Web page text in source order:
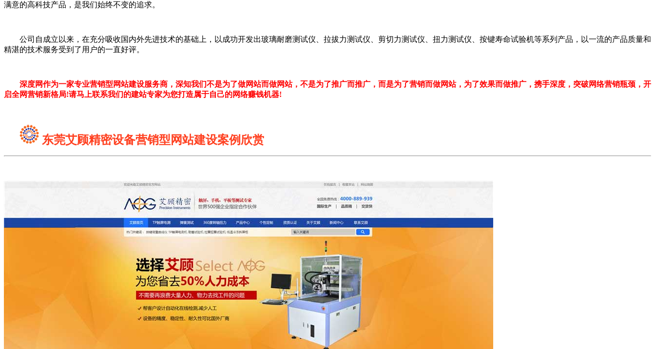
满意的高科技产品，是我们始终不变的追求。
公司自成立以来，在充分吸收国内外先进技术的基础上，以成功开发出玻璃耐磨测试仪、拉拔力测试仪、剪切力测试仪、扭力测试仪、按键寿命试验机等系列产品，以一流的产品质量和
精湛的技术服务受到了用户的一直好评。
深度网作为一家专业营销型网站建设服务商，深知我们不是为了做网站而做网站，不是为了推广而推广，而是为了营销而做网站，为了效果而做推广，携手深度，突破网络营销瓶颈，开
启全网营销新格局!请马上联系我们的建站专家为您打造属于自己的网络赚钱机器!
东莞艾顾精密设备营销型网站建设案例欣赏